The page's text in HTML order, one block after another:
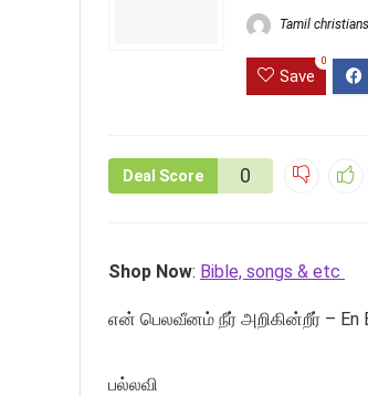
Tamil christians
Save
0
Deal Score 0
Shop Now: Bible, songs & etc
என் பெலவீனம் நீர் அறிகின்றீர் – En
பல்லவி